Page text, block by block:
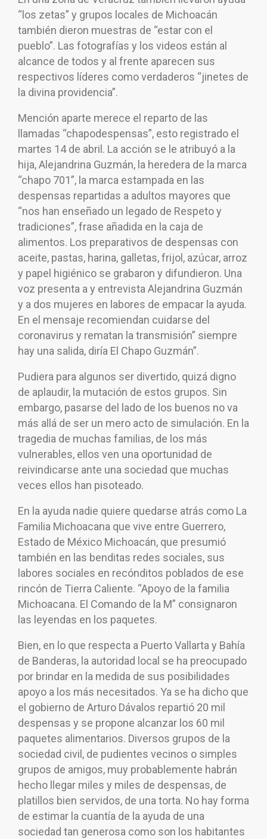
“los zetas” y grupos locales de Michoacán
también dieron muestras de “estar con el
pueblo”. Las fotografías y los videos están al
alcance de todos y al frente aparecen sus
respectivos líderes como verdaderos “jinetes de
la divina providencia”.
Mención aparte merece el reparto de las
llamadas “chapodespensas”, esto registrado el
martes 14 de abril. La acción se le atribuyó a la
hija, Alejandrina Guzmán, la heredera de la marca
“chapo 701”, la marca estampada en las
despensas repartidas a adultos mayores que
“nos han enseñado un legado de Respeto y
tradiciones”, frase añadida en la caja de
alimentos. Los preparativos de despensas con
aceite, pastas, harina, galletas, frijol, azúcar, arroz
y papel higiénico se grabaron y difundieron. Una
voz presenta a y entrevista Alejandrina Guzmán
y a dos mujeres en labores de empacar la ayuda.
En el mensaje recomiendan cuidarse del
coronavirus y rematan la transmisión” siempre
hay una salida, diría El Chapo Guzmán”.
Pudiera para algunos ser divertido, quizá digno
de aplaudir, la mutación de estos grupos. Sin
embargo, pasarse del lado de los buenos no va
más allá de ser un mero acto de simulación. En la
tragedia de muchas familias, de los más
vulnerables, ellos ven una oportunidad de
reivindicarse ante una sociedad que muchas
veces ellos han pisoteado.
En la ayuda nadie quiere quedarse atrás como La
Familia Michoacana que vive entre Guerrero,
Estado de México Michoacán, que presumió
también en las benditas redes sociales, sus
labores sociales en recónditos poblados de ese
rincón de Tierra Caliente. “Apoyo de la familia
Michoacana. El Comando de la M” consignaron
las leyendas en los paquetes.
Bien, en lo que respecta a Puerto Vallarta y Bahía
de Banderas, la autoridad local se ha preocupado
por brindar en la medida de sus posibilidades
apoyo a los más necesitados. Ya se ha dicho que
el gobierno de Arturo Dávalos repartió 20 mil
despensas y se propone alcanzar los 60 mil
paquetes alimentarios. Diversos grupos de la
sociedad civil, de pudientes vecinos o simples
grupos de amigos, muy probablemente habrán
hecho llegar miles y miles de despensas, de
platillos bien servidos, de una torta. No hay forma
de estimar la cuantía de la ayuda de una
sociedad tan generosa como son los habitantes